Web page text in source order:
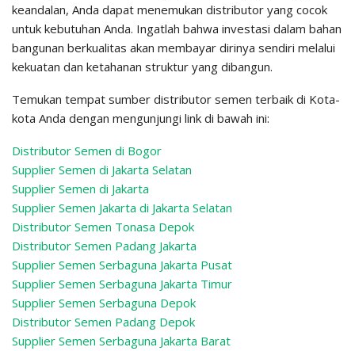
keandalan, Anda dapat menemukan distributor yang cocok
untuk kebutuhan Anda. Ingatlah bahwa investasi dalam bahan
bangunan berkualitas akan membayar dirinya sendiri melalui
kekuatan dan ketahanan struktur yang dibangun.
Temukan tempat sumber distributor semen terbaik di Kota-
kota Anda dengan mengunjungi link di bawah ini:
Distributor Semen di Bogor
Supplier Semen di Jakarta Selatan
Supplier Semen di Jakarta
Supplier Semen Jakarta di Jakarta Selatan
Distributor Semen Tonasa Depok
Distributor Semen Padang Jakarta
Supplier Semen Serbaguna Jakarta Pusat
Supplier Semen Serbaguna Jakarta Timur
Supplier Semen Serbaguna Depok
Distributor Semen Padang Depok
Supplier Semen Serbaguna Jakarta Barat